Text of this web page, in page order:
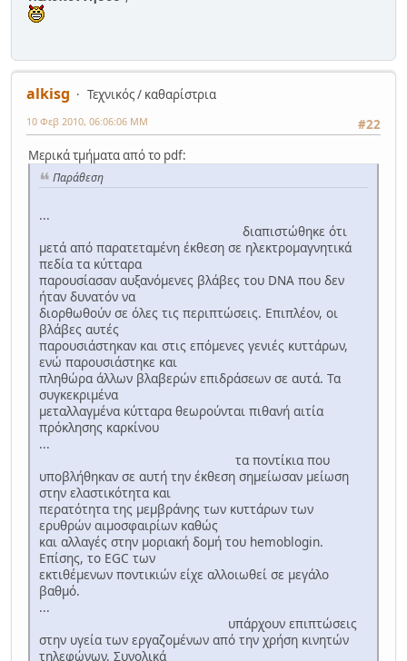
alkisg
Τεχνικός / καθαρίστρια
#22
10 Φεβ 2010, 06:06:06 ΜΜ
Μερικά τμήματα από το pdf:
Παράθεση
...
διαπιστώθηκε ότι
μετά από παρατεταμένη έκθεση σε ηλεκτρομαγνητικά
πεδία τα κύτταρα
παρουσίασαν αυξανόμενες βλάβες του DNA που δεν
ήταν δυνατόν να
διορθωθούν σε όλες τις περιπτώσεις. Επιπλέον, οι
βλάβες αυτές
παρουσιάστηκαν και στις επόμενες γενιές κυττάρων,
ενώ παρουσιάστηκε και
πληθώρα άλλων βλαβερών επιδράσεων σε αυτά. Τα
συγκεκριμένα
μεταλλαγμένα κύτταρα θεωρούνται πιθανή αιτία
πρόκλησης καρκίνου
...
τα ποντίκια που
υποβλήθηκαν σε αυτή την έκθεση σημείωσαν μείωση
στην ελαστικότητα και
περατότητα της μεμβράνης των κυττάρων των
ερυθρών αιμοσφαιρίων καθώς
και αλλαγές στην μοριακή δομή του hemoblogin.
Επίσης, το EGC των
εκτιθέμενων ποντικιών είχε αλλοιωθεί σε μεγάλο
βαθμό.
...
υπάρχουν επιπτώσεις
στην υγεία των εργαζομένων από την χρήση κινητών
τηλεφώνων. Συνολικά